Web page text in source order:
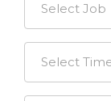
Select Job
Select